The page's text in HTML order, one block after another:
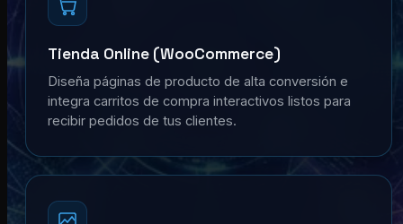
Tienda Online (WooCommerce)
Diseña páginas de producto de alta conversión e
integra carritos de compra interactivos listos para
recibir pedidos de tus clientes.